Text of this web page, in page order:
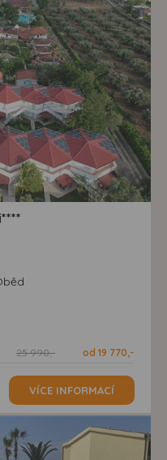
25 990,- od 19 770,-
VÍCE INFORMACÍ